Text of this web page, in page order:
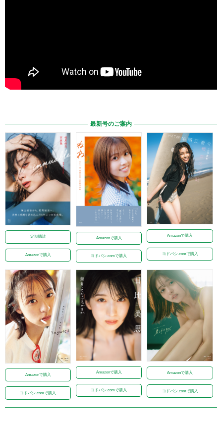
最新号のご案内
定期購読
Amazonで購入
Amazonで購入
ヨドバシ.comで購入
Amazonで購入
ヨドバシ.comで購入
Amazonで購入
ヨドバシ.comで購入
Amazonで購入
ヨドバシ.comで購入
Amazonで購入
ヨドバシ.comで購入